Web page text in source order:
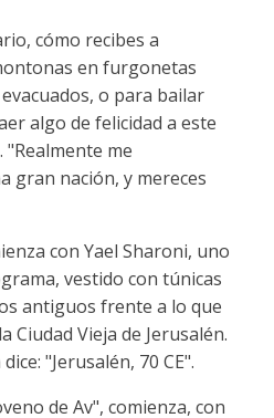
cómo recibes a
en furgonetas
o para bailar
algo de felicidad a este
me
gran nación, y mereces
con Yael Sharoni, uno
vestido con túnicas
antiguos frente a lo que
Ciudad Vieja de Jerusalén.
"Jerusalén, 70 CE".
de Av", comienza, con